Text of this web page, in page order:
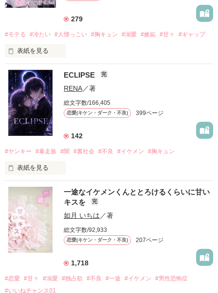
279
#モテる #冷たい #人懐っこい #胸キュン #溺愛 #嫉妬 #甘々 #ギャップ
表紙を見る
「好きだったから、別れを選んだ。」
モテる人を好きになるのが怖かった。
だから私は、中学時代に大好きだった彼を自分から振った。
もう会うことはないと思っていたのに、
高校生になって再会した彼は、隣の学校で”王子様”と呼ばれる
他の女の子には冷たいのに
私にだけ昔と変わらない笑顔を向けてくる。
「澪ちゃん。」
それは止まっていた恋が再び動き始める合図──。
✨.ﾟ･*..☆.｡.:*✨.☆.｡.:. *:ﾟ✨.ﾟ･*..☆.｡.:*✨
冴木澪-SaekiMio
ECLIPSE 完
RENA／著
総文字数/166,405
恋愛(キケン・ダーク・不良) 399ページ
142
#ヤンキー #暴走族 #闇 #裏社会 #不良 #イケメン #胸キュン
表紙を見る
表紙画像はAIです
作品を読む
一途なイケメンくんととろけるくらいに甘い
キスを
完
如月 いちは ／著
総文字数/92,933
恋愛(キケン・ダーク・不良) 207ページ
1,718
#恋愛 #甘々 #溺愛 #独占欲 #不良 #一途 #イケメン
#男性恐怖症
#いいねチャンス01